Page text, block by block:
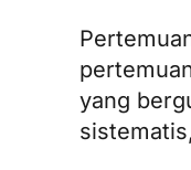
yang